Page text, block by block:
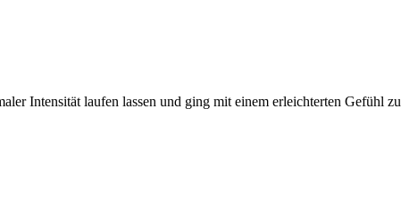
Intensität laufen lassen und ging mit einem erleichterten Gefühl